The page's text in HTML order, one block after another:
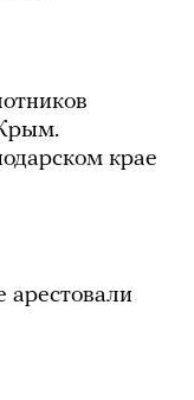
крае